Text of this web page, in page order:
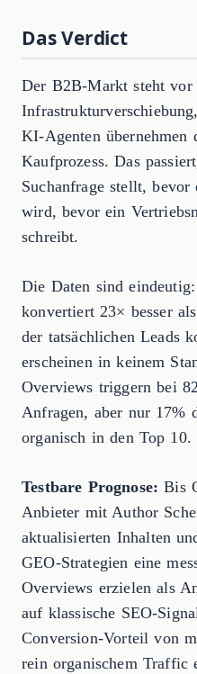
Das Verdict
Der B2B-Markt steht vor
KI-Agenten übernehmen
Kaufprozess. Das
Suchanfrage stellt, bevor
wird, bevor ein
schreibt.
Die Daten sind
konvertiert 23× besser
der tatsächlichen Leads
erscheinen in keinem
Overviews triggern bei
Anfragen, aber nur 17%
organisch in den Top 10.
Testbare Prognose: Bis
Anbieter mit Author
aktualisierten Inhalten
GEO-Strategien eine
Overviews erzielen als
auf klassische SEO-
Conversion-Vorteil von
rein organischem Traffic